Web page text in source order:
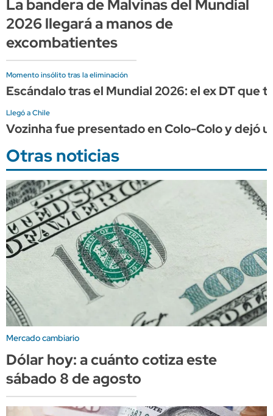
La bandera de Malvinas del Mundial
2026 llegará a manos de
excombatientes
Momento insólito tras la eliminación
Escándalo tras el Mundial 2026: el ex DT que
Llegó a Chile
Vozinha fue presentado en Colo-Colo y dejó
Otras noticias
Mercado cambiario
Dólar hoy: a cuánto cotiza este
sábado 8 de agosto